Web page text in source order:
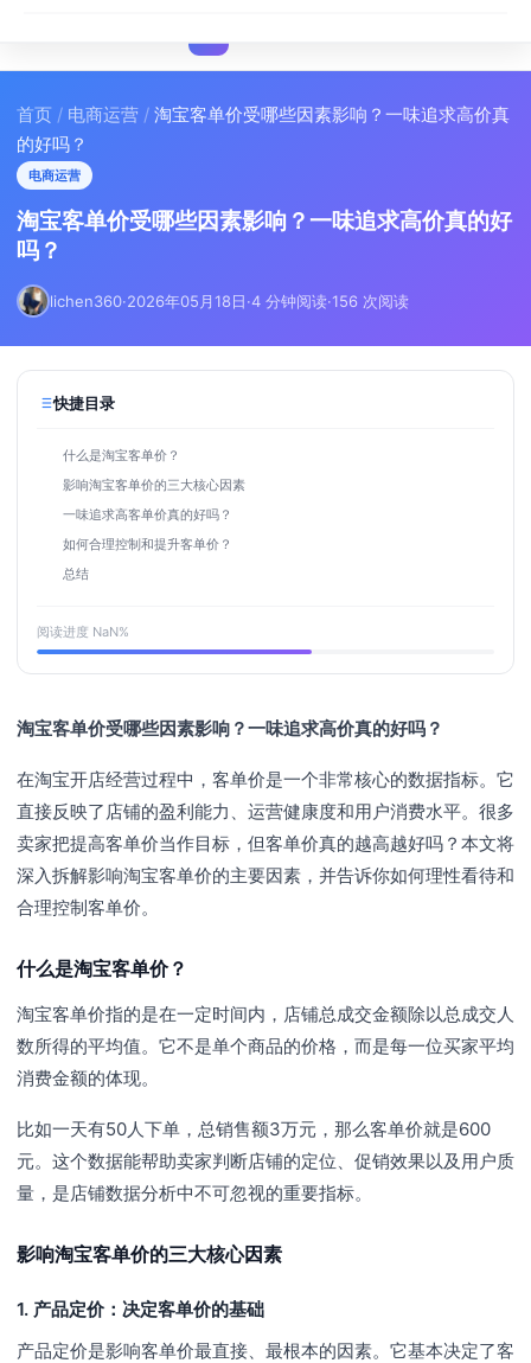
首页 / 电商运营 / 淘宝客单价受哪些因素影响？一味追求高价真
的好吗？
电商运营
淘宝客单价受哪些因素影响？一味追求高价真的好
吗？
lichen360·2026年05月18日·4 分钟阅读·156 次阅读
快捷目录
什么是淘宝客单价？
影响淘宝客单价的三大核心因素
一味追求高客单价真的好吗？
如何合理控制和提升客单价？
总结
阅读进度 NaN%
淘宝客单价受哪些因素影响？一味追求高价真的好吗？
在淘宝开店经营过程中，客单价是一个非常核心的数据指标。它
直接反映了店铺的盈利能力、运营健康度和用户消费水平。很多
卖家把提高客单价当作目标，但客单价真的越高越好吗？本文将
深入拆解影响淘宝客单价的主要因素，并告诉你如何理性看待和
合理控制客单价。
什么是淘宝客单价？
淘宝客单价指的是在一定时间内，店铺总成交金额除以总成交人
数所得的平均值。它不是单个商品的价格，而是每一位买家平均
消费金额的体现。
比如一天有50人下单，总销售额3万元，那么客单价就是600
元。这个数据能帮助卖家判断店铺的定位、促销效果以及用户质
量，是店铺数据分析中不可忽视的重要指标。
影响淘宝客单价的三大核心因素
1. 产品定价：决定客单价的基础
产品定价是影响客单价最直接、最根本的因素。它基本决定了客